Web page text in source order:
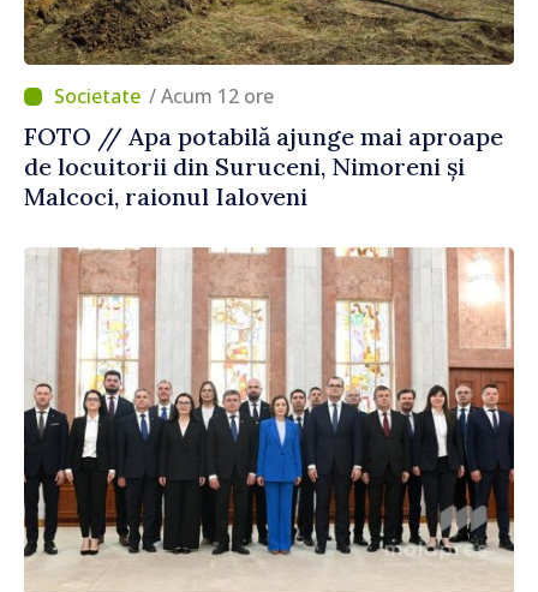
/ Acum 12 ore
FOTO // Apa potabilă ajunge mai aproape
de locuitorii din Suruceni, Nimoreni și
Malcoci, raionul Ialoveni